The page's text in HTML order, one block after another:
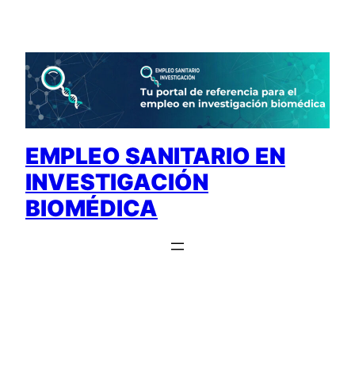
contenido
EMPLEO SANITARIO EN
INVESTIGACIÓN
BIOMÉDICA